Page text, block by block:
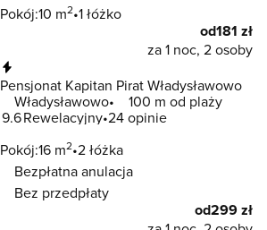
Pokój:10 m2 1 łóżko
od181 zł
za 1 noc, 2 osoby
Pensjonat Kapitan Pirat Władysławowo
Władysławowo
100 m od plaży
9.6Rewelacyjny 24 opinie
Pokój:16 m2 2 łóżka
Bezpłatna anulacja
Bez przedpłaty
od299 zł